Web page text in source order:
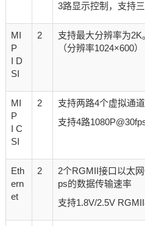
3路显示控制，支持
MI
P
I D
SI
2
支持最大分辨率为
（分辨率1024×600）
MI
P
I C
SI
2
支持两路4个虚拟通
支持4路
Eth
ern
et
2
2个RGMII接口以太
ps的数据传输速率
支持1.8V/2.5V